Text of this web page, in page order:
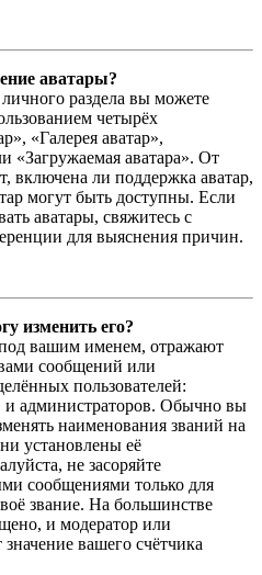
аватары?
раздела вы можете
четырёх
«Галерея аватар»,
«Загружаемая аватара». От
включена ли поддержка аватар,
могут быть доступны. Если
аватары, свяжитесь с
для выяснения причин.
изменить его?
вашим именем, отражают
сообщений или
пользователей:
и администраторов. Обычно вы
наименования званий на
установлены её
не засоряйте
сообщениями только для
звание. На большинстве
и модератор или
вашего счётчика